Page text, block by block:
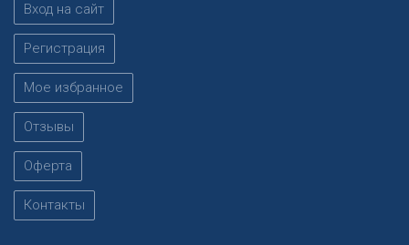
Вход на сайт
Регистрация
Мое избранное
Отзывы
Оферта
Контакты